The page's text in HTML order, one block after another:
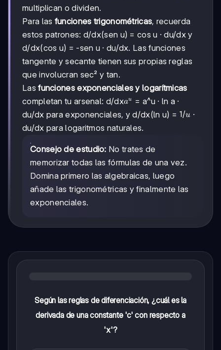
multiplican o dividen.
Para las funciones trigonométricas, recuerda
estos patrones: d/dx(sen u) = cos u · du/dx y
d/dx(cos u) = -sen u · du/dx. Las funciones
tangente y secante tienen sus propias reglas
que involucran sec² y tan.
Lasfunciones exponenciales y logarítmicas
completan tu arsenal: d/dxa^u
au
= a^u · ln a ·
du/dx para exponenciales, y d/dx(ln u) = 1/u
1/u ·
du/dx para logaritmos naturales.
Consejo de estudio: No trates de
memorizar todas las fórmulas de una vez.
Domina primero las algebraicas, luego
añade las trigonométricas y finalmente las
exponenciales.
Según las reglas de diferenciación, ¿cuál es la
derivada de una constante 'c' con respecto a
'x'?